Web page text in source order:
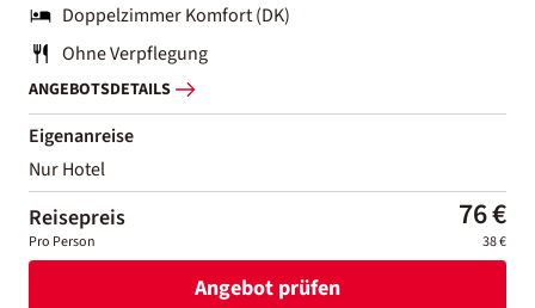
Doppelzimmer Komfort (DK)
Ohne Verpflegung
ANGEBOTSDETAILS
Eigenanreise
Nur Hotel
Reisepreis 76 €
Pro Person 38 €
Angebot prüfen